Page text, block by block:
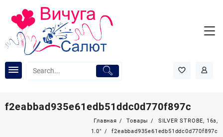
содержимому
f2eabbad935e61edb51ddc0d770f897c
Главная Товары
SILVER STROBE, 16з,
1.0″
f2eabbad935e61edb51ddc0d770f897c